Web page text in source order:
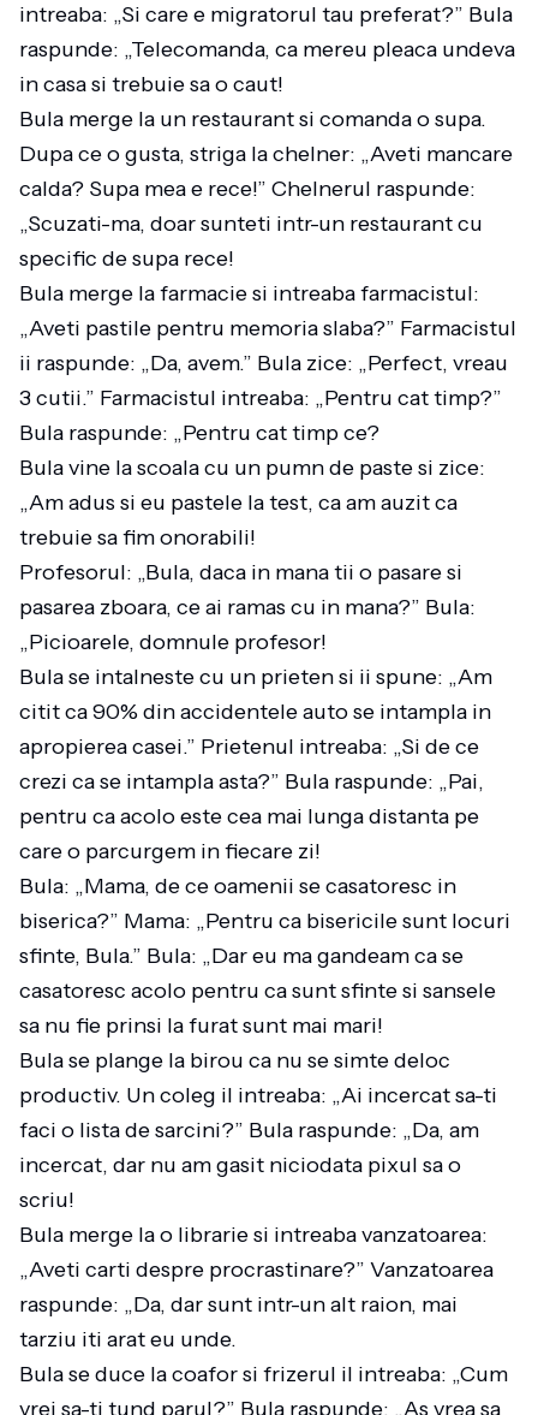
intreaba: „Si care e migratorul tau preferat?” Bula
raspunde: „Telecomanda, ca mereu pleaca undeva
in casa si trebuie sa o caut!
Bula merge la un restaurant si comanda o supa.
Dupa ce o gusta, striga la chelner: „Aveti mancare
calda? Supa mea e rece!” Chelnerul raspunde:
„Scuzati-ma, doar sunteti intr-un restaurant cu
specific de supa rece!
Bula merge la farmacie si intreaba farmacistul:
„Aveti pastile pentru memoria slaba?” Farmacistul
ii raspunde: „Da, avem.” Bula zice: „Perfect, vreau
3 cutii.” Farmacistul intreaba: „Pentru cat timp?”
Bula raspunde: „Pentru cat timp ce?
Bula vine la scoala cu un pumn de paste si zice:
„Am adus si eu pastele la test, ca am auzit ca
trebuie sa fim onorabili!
Profesorul: „Bula, daca in mana tii o pasare si
pasarea zboara, ce ai ramas cu in mana?” Bula:
„Picioarele, domnule profesor!
Bula se intalneste cu un prieten si ii spune: „Am
citit ca 90% din accidentele auto se intampla in
apropierea casei.” Prietenul intreaba: „Si de ce
crezi ca se intampla asta?” Bula raspunde: „Pai,
pentru ca acolo este cea mai lunga distanta pe
care o parcurgem in fiecare zi!
Bula: „Mama, de ce oamenii se casatoresc in
biserica?” Mama: „Pentru ca bisericile sunt locuri
sfinte, Bula.” Bula: „Dar eu ma gandeam ca se
casatoresc acolo pentru ca sunt sfinte si sansele
sa nu fie prinsi la furat sunt mai mari!
Bula se plange la birou ca nu se simte deloc
productiv. Un coleg il intreaba: „Ai incercat sa-ti
faci o lista de sarcini?” Bula raspunde: „Da, am
incercat, dar nu am gasit niciodata pixul sa o
scriu!
Bula merge la o librarie si intreaba vanzatoarea:
„Aveti carti despre procrastinare?” Vanzatoarea
raspunde: „Da, dar sunt intr-un alt raion, mai
tarziu iti arat eu unde.
Bula se duce la coafor si frizerul il intreaba: „Cum
vrei sa-ti tund parul?” Bula raspunde: „As vrea sa